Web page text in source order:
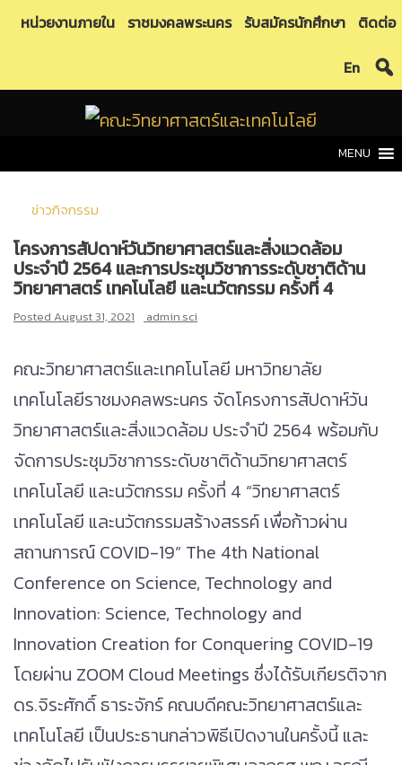
Skipหน่วยงานภายใน ราชมงคลพระนคร รับสมัครนักศึกษา ติดต่อ
En
MENU
ข่าวกิจกรรม
โครงการสัปดาห์วันวิทยาศาสตร์และสิ่งแวดล้อม
ประจำปี 2564 และการประชุมวิชาการระดับชาติด้าน
วิทยาศาสตร์ เทคโนโลยี และนวัตกรรม ครั้งที่ 4
Posted August 31, 2021 admin.sci
คณะวิทยาศาสตร์และเทคโนโลยี มหาวิทยาลัย
เทคโนโลยีราชมงคลพระนคร จัดโครงการสัปดาห์วัน
วิทยาศาสตร์และสิ่งแวดล้อม ประจำปี 2564 พร้อมกับ
จัดการประชุมวิชาการระดับชาติด้านวิทยาศาสตร์
เทคโนโลยี และนวัตกรรม ครั้งที่ 4 “วิทยาศาสตร์
เทคโนโลยี และนวัตกรรมสร้างสรรค์ เพื่อก้าวผ่าน
สถานการณ์ COVID-19” The 4th National
Conference on Science, Technology and
Innovation: Science, Technology and
Innovation Creation for Conquering COVID-19
โดยผ่าน ZOOM Cloud Meetings ซึ่งได้รับเกียรติจาก
ดร.จิระศักดิ์ ธาระจักร์ คณบดีคณะวิทยาศาสตร์และ
เทคโนโลยี เป็นประธานกล่าวพิธีเปิดงานในครั้งนี้ และ